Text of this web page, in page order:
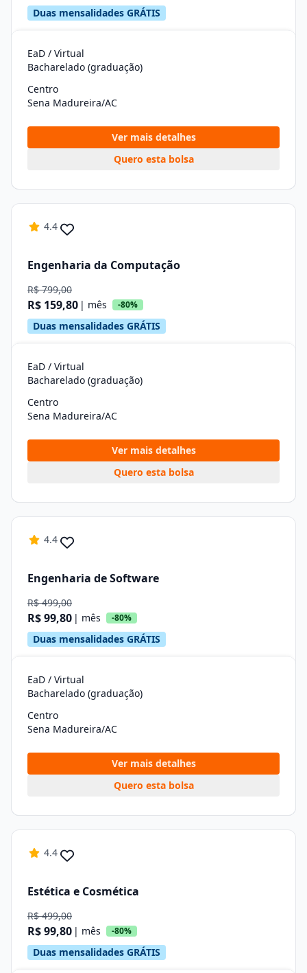
Duas mensalidades GRÁTIS
EaD / Virtual
Bacharelado (graduação)
Centro
Sena Madureira/AC
Ver mais detalhes
Quero esta bolsa
4.4
Engenharia da Computação
R$ 799,00
R$ 159,80 | mês -80%
Duas mensalidades GRÁTIS
EaD / Virtual
Bacharelado (graduação)
Centro
Sena Madureira/AC
Ver mais detalhes
Quero esta bolsa
4.4
Engenharia de Software
R$ 499,00
R$ 99,80 | mês -80%
Duas mensalidades GRÁTIS
EaD / Virtual
Bacharelado (graduação)
Centro
Sena Madureira/AC
Ver mais detalhes
Quero esta bolsa
4.4
Estética e Cosmética
R$ 499,00
R$ 99,80 | mês -80%
Duas mensalidades GRÁTIS